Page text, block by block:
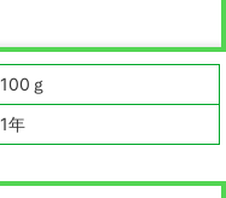
100ｇ
1年